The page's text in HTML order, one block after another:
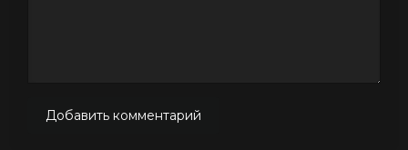
Добавить комментарий